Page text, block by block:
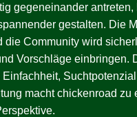
gegeneinander antreten,
gestalten. Die
die Community wird
Vorschläge einbringen.
macht chickenroad zu